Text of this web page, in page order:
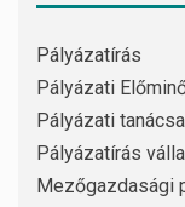
Pályázatírás
Pályázati
Pályázati
Pályázatírás
Mezőgazdasági